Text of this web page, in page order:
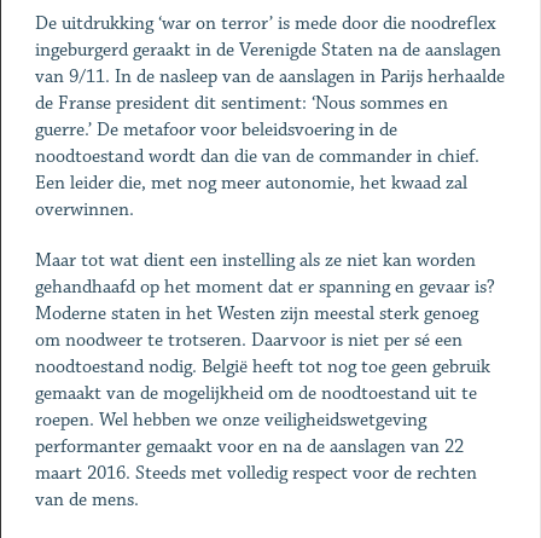
De uitdrukking ‘war on terror’ is mede door die noodreflex
ingeburgerd geraakt in de Verenigde Staten na de aanslagen
van 9/11. In de nasleep van de aanslagen in Parijs herhaalde
de Franse president dit sentiment: ‘Nous sommes en
guerre.’ De metafoor voor beleidsvoering in de
noodtoestand wordt dan die van de commander in chief.
Een leider die, met nog meer autonomie, het kwaad zal
overwinnen.
Maar tot wat dient een instelling als ze niet kan worden
gehandhaafd op het moment dat er spanning en gevaar is?
Moderne staten in het Westen zijn meestal sterk genoeg
om noodweer te trotseren. Daarvoor is niet per sé een
noodtoestand nodig. België heeft tot nog toe geen gebruik
gemaakt van de mogelijkheid om de noodtoestand uit te
roepen. Wel hebben we onze veiligheidswetgeving
performanter gemaakt voor en na de aanslagen van 22
maart 2016. Steeds met volledig respect voor de rechten
van de mens.